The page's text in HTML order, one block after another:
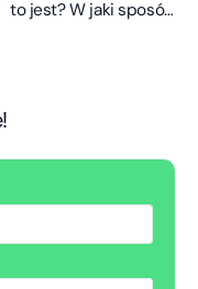
to jest? W jaki sposób